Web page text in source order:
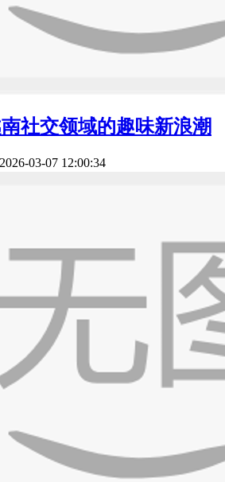
社交领域的趣味新浪潮
03-07 12:00:34